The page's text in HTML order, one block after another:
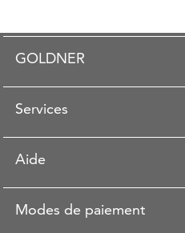
GOLDNER
Services
Aide
Modes de paiement